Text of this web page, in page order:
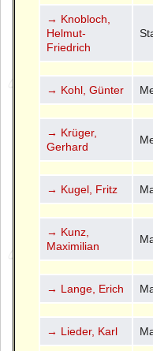
→ Knobloch,
Helmut-
Friedrich
→ Kohl, Günter
→ Krüger,
Gerhard
→ Kugel, Fritz
→ Kunz,
Maximilian
→ Lange, Erich
→ Lieder, Karl